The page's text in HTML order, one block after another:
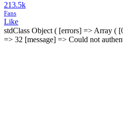
213.5k
Fans
Like
stdClass Object ( [errors] => Array (
=> 32 [message] => Could not